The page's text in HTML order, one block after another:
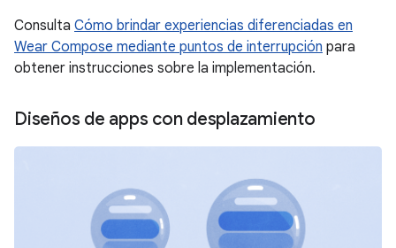
Consulta Cómo brindar experiencias diferenciadas en
Wear Compose mediante puntos de interrupción para
obtener instrucciones sobre la implementación.
Diseños de apps con desplazamiento